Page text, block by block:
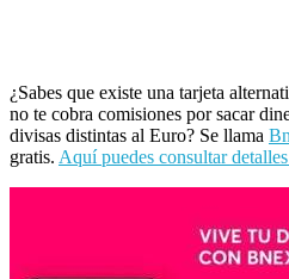
¿Sabes que existe una tarjeta
no te cobra comisiones por sacar
divisas distintas al Euro? Se llama
gratis. Aquí puedes consultar